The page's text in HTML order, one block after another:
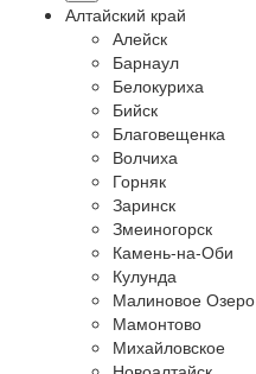
Алтайский край
Алейск
Барнаул
Белокуриха
Бийск
Благовещенка
Волчиха
Горняк
Заринск
Змеиногорск
Камень-на-Оби
Кулунда
Малиновое Озеро
Мамонтово
Михайловское